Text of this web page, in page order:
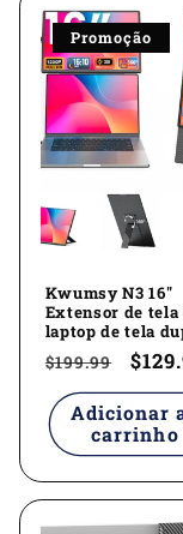
Promoção
Kwumsy N3 16"
Extensor de tela
laptop de tela
Preço
normal
$199.99
Adicionar
carrinho